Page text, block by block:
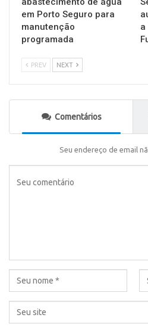
em Porto Seguro para
manutenção
programada
a
PREV NEXT
Comentários
Seu endereço de email